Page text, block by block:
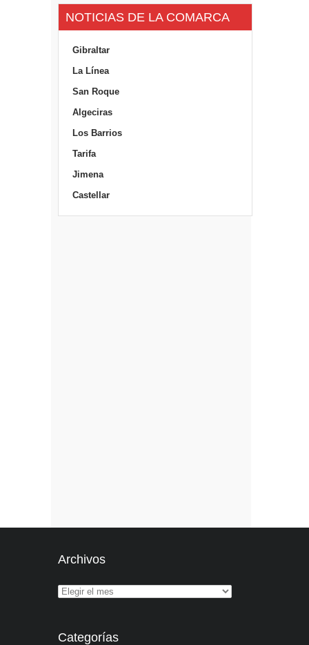
NOTICIAS DE LA COMARCA
Gibraltar
La Línea
San Roque
Algeciras
Los Barrios
Tarifa
Jimena
Castellar
Archivos
Categorías